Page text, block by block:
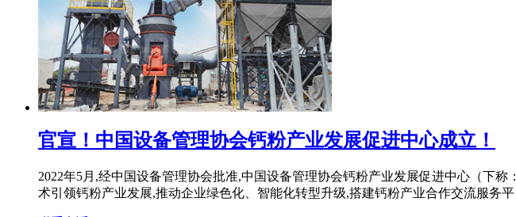
官宣！中国设备管理协会钙粉产业发展促进中心成立！
2022年5月,经中国设备管理协会批准,中国设备管理协会钙粉产业发展促进中心（下
术引领钙粉产业发展,推动企业绿色化、智能化转型升级,搭建钙粉产业合作交流服务平